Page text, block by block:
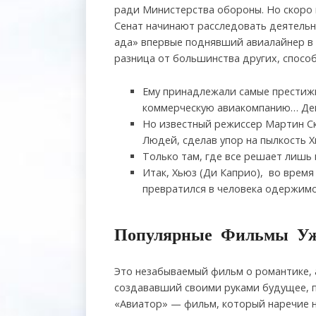
ради Министерства обороны. Но скоро
Сенат начинают расследовать
ада» впервые поднявший авиалайнер в
разница от большинства других,
Ему принадлежали самые
коммерческую авиакомпанию…
Но известный режиссер Мартин
Людей, сделав упор на пылкость
Только там, где все решает лишь
Итак, Хьюз (Ди Каприо), во время
превратился в человека
Популярные Фильмы
Это незабываемый фильм о романтике,
создававший своими руками будущее,
«Авиатор» — фильм, который наречие